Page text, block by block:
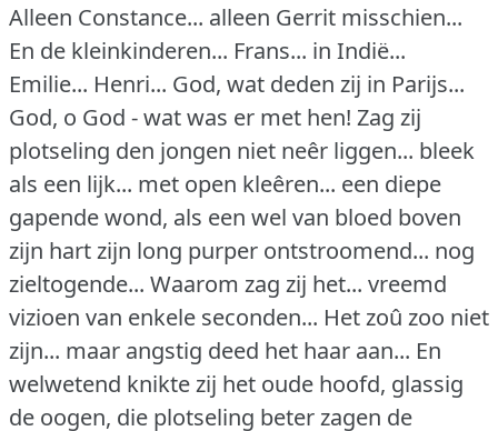
Alleen Constance... alleen Gerrit misschien...
En de kleinkinderen... Frans... in Indië...
Emilie... Henri... God, wat deden zij in Parijs...
God, o God - wat was er met hen! Zag zij
plotseling den jongen niet neêr liggen... bleek
als een lijk... met open kleêren... een diepe
gapende wond, als een wel van bloed boven
zijn hart zijn long purper ontstroomend... nog
zieltogende... Waarom zag zij het... vreemd
vizioen van enkele seconden... Het zoû zoo niet
zijn... maar angstig deed het haar aan... En
welwetend knikte zij het oude hoofd, glassig
de oogen, die plotseling beter zagen de